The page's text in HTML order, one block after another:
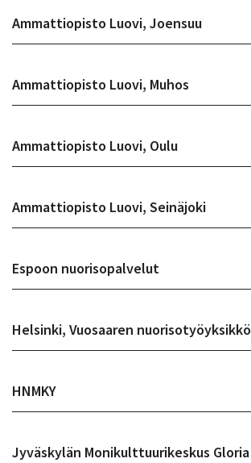
Ammattiopisto Luovi, Joensuu
Ammattiopisto Luovi, Muhos
Ammattiopisto Luovi, Oulu
Ammattiopisto Luovi, Seinäjoki
Espoon nuorisopalvelut
Helsinki, Vuosaaren nuorisotyöyksikkö
HNMKY
Jyväskylän Monikulttuurikeskus Gloria